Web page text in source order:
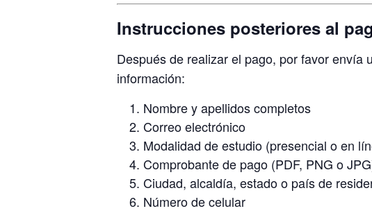
Instrucciones posteriores al
Después de realizar el pago, por favor envía
información:
Nombre y apellidos completos
Correo electrónico
Modalidad de estudio (presencial o en
Comprobante de pago (PDF, PNG o
Ciudad, alcaldía, estado o país de
Número de celular